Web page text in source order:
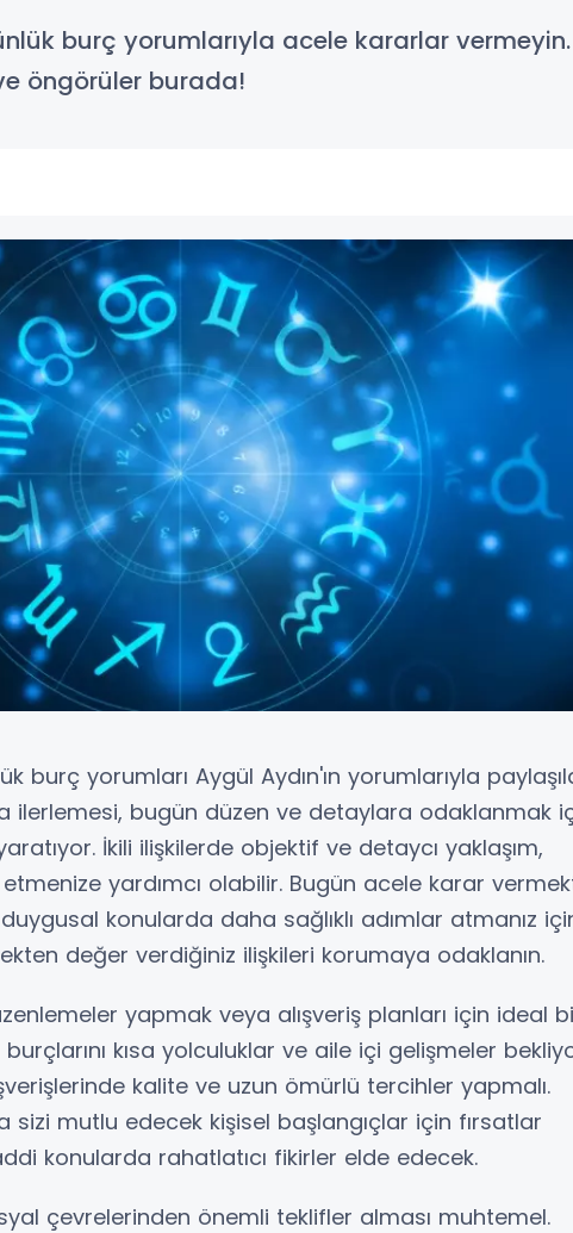
burç yorumlarıyla acele kararlar
öngörüler burada!
burç yorumları Aygül Aydın'ın yorumlarıyla
ilerlemesi, bugün düzen ve detaylara odaklanmak
İkili ilişkilerde objektif ve detaycı yaklaşım,
yardımcı olabilir. Bugün acele karar
duygusal konularda daha sağlıklı adımlar atmanız
değer verdiğiniz ilişkileri korumaya odaklanın.
yapmak veya alışveriş planları için ideal
kısa yolculuklar ve aile içi gelişmeler
kalite ve uzun ömürlü tercihler yapmalı.
sizi mutlu edecek kişisel başlangıçlar için fırsatlar
konularda rahatlatıcı fikirler elde edecek.
çevrelerinden önemli teklifler alması muhtemel.